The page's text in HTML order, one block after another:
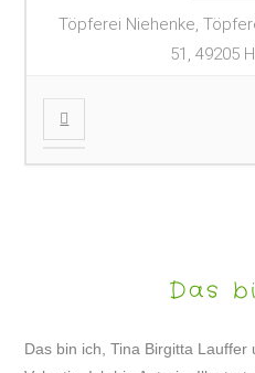
Töpferei Niehenke,
51, 49205
Das
Das bin ich, Tina Birgitta Lauffer